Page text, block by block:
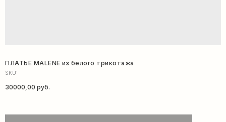
ПЛАТЬЕ MALENE из белого трикотажа
SKU:
30000,00 руб.